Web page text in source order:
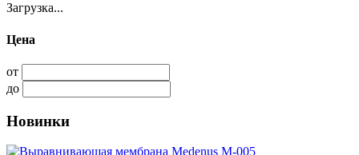
Загрузка...
Цена
от
до
Новинки